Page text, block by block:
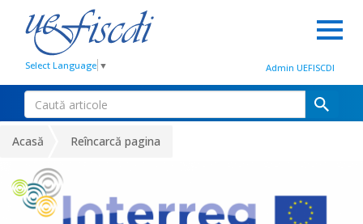
Select Language ▼ Admin UEFISCDI
Acasă Reîncarcă pagina